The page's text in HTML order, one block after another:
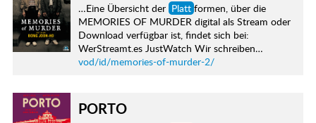
…Eine Übersicht der Platt formen, über die
MEMORIES OF MURDER digital als Stream oder
Download verfügbar ist, findet sich bei:
WerStreamt.es JustWatch Wir schreiben…
vod/id/memories-of-murder-2/
PORTO